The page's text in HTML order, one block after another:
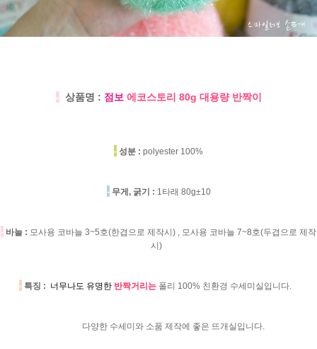
- 상품명 : 점보 에코스토리 80g 대용량 반짝이
- 성분 : polyester 100%
- 무게, 굵기 : 1타래 80g±10
- 바늘 : 모사용 코바늘 3~5호(한겹으로 제작시) , 모사용 코바늘 7~8호(두겹으로 제작
시)
- 특징 : 너무나도 유명한 반짝거리는 폴리 100% 친환경 수세미실입니다.
다양한 수세미와 소품 제작에 좋은 뜨개실입니다.